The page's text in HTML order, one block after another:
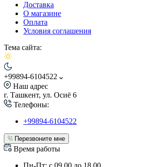
Доставка
О магазине
Оплата
Условия соглашения
Тема сайта:
+99894-6104522
Наш адрес
г. Ташкент, ул. Осиё 6
Телефоны:
+99894-6104522
Перезвоните мне
Время работы
Пн-Пт: с 09.00 до 18.00